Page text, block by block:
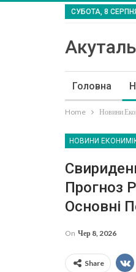
СУБОТА, 8
Головна
Home Новини
НОВИНИ
Прогноз
Основні
On Чер 8, 2026
Share